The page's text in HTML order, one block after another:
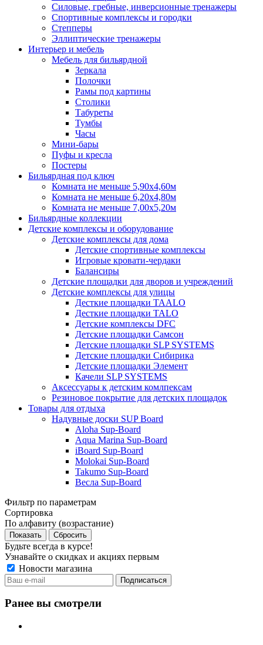
Силовые, гребные, инверсионные тренажеры
Спортивные комплексы и городки
Степперы
Эллиптические тренажеры
Интерьер и мебель
Мебель для бильярдной
Зеркала
Полочки
Рамы под картины
Столики
Табуреты
Тумбы
Часы
Мини-бары
Пуфы и кресла
Постеры
Бильярдная под ключ
Комната не меньше 5,90х4,60м
Комната не меньше 6,20х4,80м
Комната не меньше 7,00х5,20м
Бильярдные коллекции
Детские комплексы и оборудование
Детские комплексы для дома
Детские спортивные комплексы
Игровые кровати-чердаки
Балансиры
Детские площадки для дворов и учреждений
Детские комплексы для улицы
Десткие площадки TAALO
Десткие площадки TALO
Детские комплексы DFC
Детские площадки Самсон
Детские площадки SLP SYSTEMS
Детские площадки Сибирика
Детские площадки Элемент
Качели SLP SYSTEMS
Аксессуары к детским комлпексам
Резиновое покрытие для детских площадок
Товары для отдыха
Надувные доски SUP Board
Aloha Sup-Board
Aqua Marina Sup-Board
iBoard Sup-Board
Molokai Sup-Board
Takumo Sup-Board
Весла Sup-Board
Фильтр по параметрам
Сортировка
По алфавиту (возрастание)
Сбросить
Будьте всегда в курсе!
Узнавайте о скидках и акциях первым
Новости магазина
Ранее вы смотрели